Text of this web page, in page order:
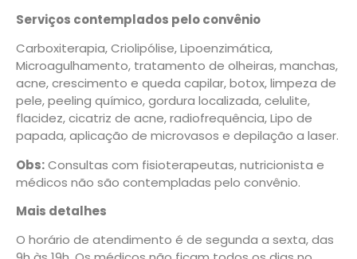
Serviços contemplados pelo convênio
Carboxiterapia, Criolipólise, Lipoenzimática,
Microagulhamento, tratamento de olheiras, manchas,
acne, crescimento e queda capilar, botox, limpeza de
pele, peeling químico, gordura localizada, celulite,
flacidez, cicatriz de acne, radiofrequência, Lipo de
papada, aplicação de microvasos e depilação a laser.
Obs:Consultas com fisioterapeutas, nutricionista e
médicos não são contempladas pelo convênio.
Mais detalhes
O horário de atendimento é de segunda a sexta, das